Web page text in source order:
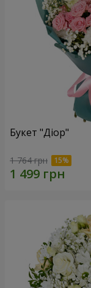
Букет "Діор"
1 764 грн